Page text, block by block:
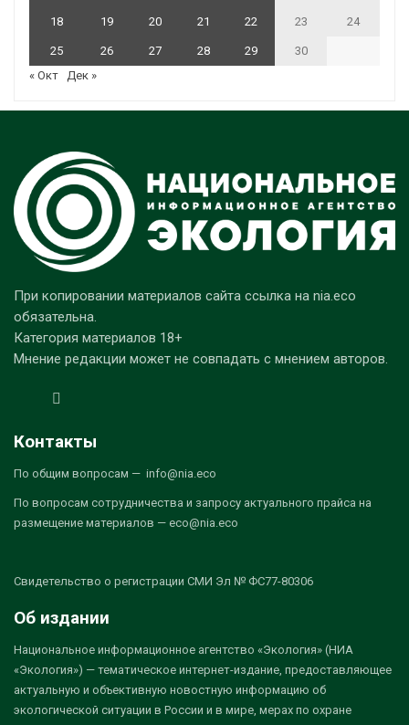
18 19 20 21 22 23 24
25 26 27 28 29
30
« Окт
Дек »
При копировании материалов сайта ссылка на nia.eco
обязательна.
Категория материалов 18+
Мнение редакции может не совпадать с мнением авторов.
Контакты
По общим вопросам — info@nia.eco
По вопросам сотрудничества и запросу актуального прайса на
размещение материалов — eco@nia.eco
Свидетельство о регистрации СМИ Эл № ФС77-80306
Об издании
Национальное информационное агентство «Экология» (НИА
«Экология») — тематическое интернет-издание, предоставляющее
актуальную и объективную новостную информацию об
экологической ситуации в России и в мире, мерах по охране